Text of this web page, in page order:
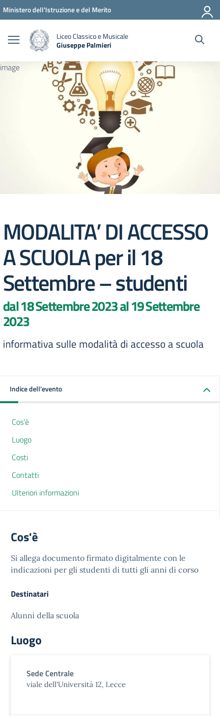
Vai ai contenuti
Vai al menu di navigazione
Vai al footer
Ministero dell'Istruzione e del Merito
Liceo Classico e Musicale
Giuseppe Palmieri
image
MODALITA’ DI ACCESSO
A SCUOLA per il 18
Settembre – studenti
dal 18 Settembre 2023 al 19 Settembre
2023
informativa sulle modalità di accesso a scuola
Indice dell'evento
Cos'è
Luogo
Costi
Contatti
Ulteriori informazioni
Cos'è
Si allega documento firmato digitalmente con le
indicazioni per gli studenti di tutti gli anni di corso
Destinatari
Alunni della scuola
Luogo
Sede Centrale
viale dell'Università 12, Lecce